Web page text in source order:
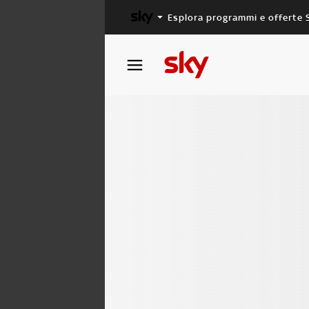
Esplora programmi e offerte